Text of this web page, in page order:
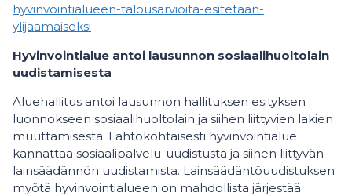
hyvinvointialueen-talousarvioita-esitetaan-
ylijaamaiseksi
Hyvinvointialue antoi lausunnon sosiaalihuoltolain
uudistamisesta
Aluehallitus antoi lausunnon hallituksen esityksen
luonnokseen sosiaalihuoltolain ja siihen liittyvien lakien
muuttamisesta. Lähtökohtaisesti hyvinvointialue
kannattaa sosiaalipalvelu-uudistusta ja siihen liittyvän
lainsäädännön uudistamista. Lainsäädäntöuudistuksen
myötä hyvinvointialueen on mahdollista järjestää